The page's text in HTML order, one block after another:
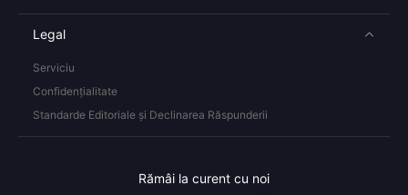
Legal
Serviciu
Confidențialitate
Standarde Editoriale și Declinarea Răspunderii
Rămâi la curent cu noi